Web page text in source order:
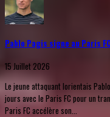
Pablo Pagis signe au Paris
15 Juillet 2026
Le jeune attaquant lorientais
jours avec le Paris FC pour un
Paris FC accélère son...